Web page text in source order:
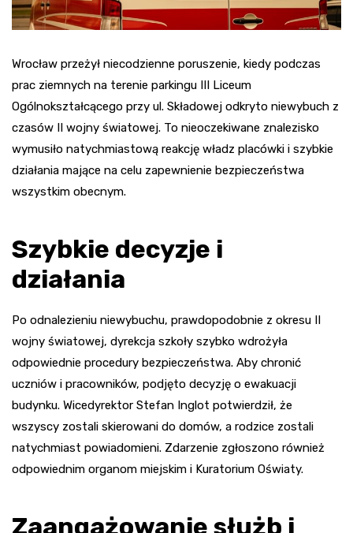
Wrocław przeżył niecodzienne poruszenie, kiedy podczas
prac ziemnych na terenie parkingu III Liceum
Ogólnokształcącego przy ul. Składowej odkryto niewybuch z
czasów II wojny światowej. To nieoczekiwane znalezisko
wymusiło natychmiastową reakcję władz placówki i szybkie
działania mające na celu zapewnienie bezpieczeństwa
wszystkim obecnym.
Szybkie decyzje i
działania
Po odnalezieniu niewybuchu, prawdopodobnie z okresu II
wojny światowej, dyrekcja szkoły szybko wdrożyła
odpowiednie procedury bezpieczeństwa. Aby chronić
uczniów i pracowników, podjęto decyzję o ewakuacji
budynku. Wicedyrektor Stefan Inglot potwierdził, że
wszyscy zostali skierowani do domów, a rodzice zostali
natychmiast powiadomieni. Zdarzenie zgłoszono również
odpowiednim organom miejskim i Kuratorium Oświaty.
Zaangażowanie służb i